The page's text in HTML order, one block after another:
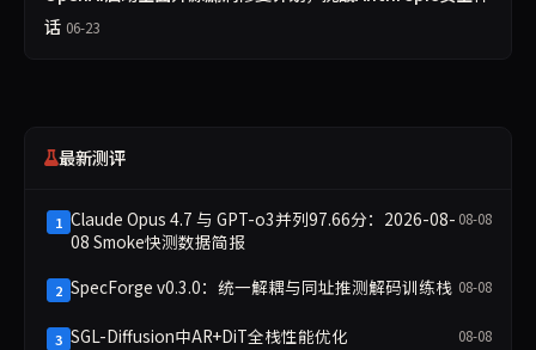
话 06-23
最新测评
1 Claude Opus 4.7 与 GPT-o3并列97.66分：2026-08-
08 Smoke快测数据简报
08-08
2 SpecForge v0.3.0：统一解耦与同址推测解码训练栈 08-08
3 SGL-Diffusion中AR+DiT全栈性能优化 08-08